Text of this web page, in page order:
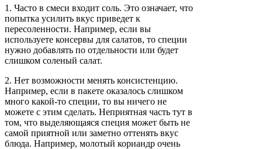
1. Часто в смеси входит соль. Это означает, что
попытка усилить вкус приведет к
пересоленности. Например, если вы
используете консервы для салатов, то специи
нужно добавлять по отдельности или будет
слишком соленый салат.
2. Нет возможности менять консистенцию.
Например, если в пакете оказалось слишком
много какой-то специи, то вы ничего не
можете с этим сделать. Неприятная часть тут в
том, что выделяющаяся специя может быть не
самой приятной или заметно оттенять вкус
блюда. Например, молотый кориандр очень